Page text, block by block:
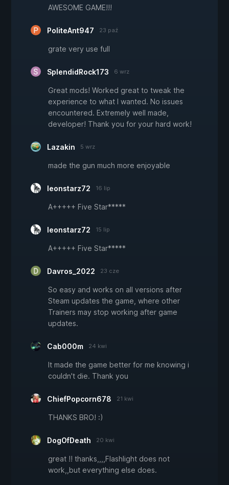
AWESOME GAME!!!
PoliteAnt947 23 paź
grate very use full
SplendidRock173 6 wrz
Great mods! Worked great to tweak the
experience to what I wanted. No issues
encountered. Extremely well made,
developer! Thank you for your hard work!
Lazakin 5 wrz
made the gun much more enjoyable
leonstarz72 16 lip
A+++++ Five Star*****
leonstarz72 15 lip
A+++++ Five Star*****
Davros_2022 23 cze
So easy and works on all versions after
Steam updates the game, where other
Trainers may stop working after game
updates.
Cab000m 24 kwi
It made the game better for me knowing i
couldn't die. Thank you
ChiefPopcorn678 21 kwi
THANKS BRO! :)
DogOfDeath 20 kwi
great !! thanks,,,,Flashlight does not
work,,but everything else does.